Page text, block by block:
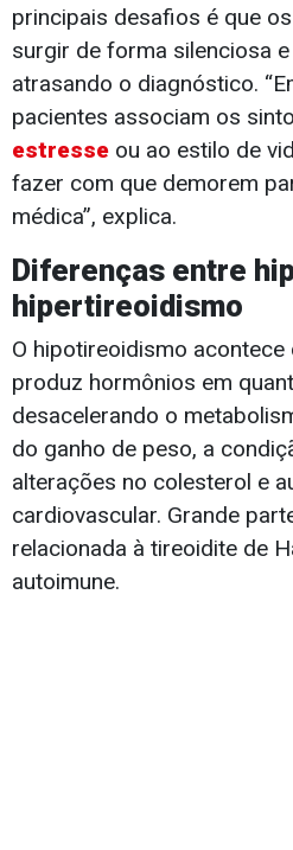
principais desafios é que
surgir de forma silenciosa
atrasando o diagnóstico.
pacientes associam os
estresse ou ao estilo de
fazer com que demorem
médica”, explica.
Diferenças entre
hipertireoidismo
O hipotireoidismo
produz hormônios em
desacelerando o
do ganho de peso, a
alterações no colesterol e
cardiovascular. Grande
relacionada à tireoidite de
autoimune.